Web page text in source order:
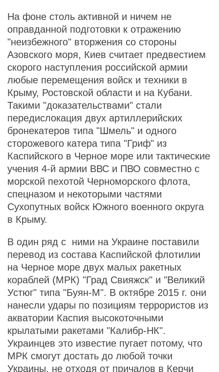
На фоне столь активной и ничем не
оправданной подготовки к отражению
"неизбежного" вторжения со стороны
Азовского моря, Киев считает предвестием
скорого наступления российской армии
любые перемещения войск и техники в
Крыму, Ростовской области и на Кубани.
Такими "доказательствами" стали
передислокация двух артиллерийских
бронекатеров типа "Шмель" и одного
сторожевого катера типа "Гриф" из
Каспийского в Черное море или тактические
учения 4-й армии ВВС и ПВО совместно с
морской пехотой Черноморского флота,
спецназом и некоторыми частями
Сухопутных войск Южного военного округа
в Крыму.
В один ряд с ними на Украине поставили
перевод из состава Каспийской флотилии
на Черное море двух малых ракетных
кораблей (МРК) "Град Свияжск" и "Великий
Устюг" типа "Буян-М". В октябре 2015 г. они
нанесли удары по позициям террористов из
акватории Каспия высокоточными
крылатыми ракетами "Калибр-НК".
Украинцев это известие пугает потому, что
МРК смогут достать до любой точки
Украины, не отходя от причалов в Керчи